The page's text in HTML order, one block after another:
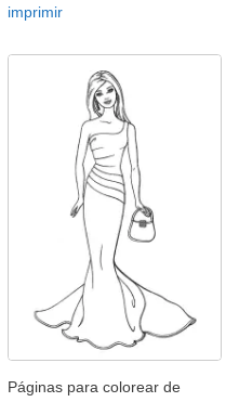
imprimir
Páginas para colorear de